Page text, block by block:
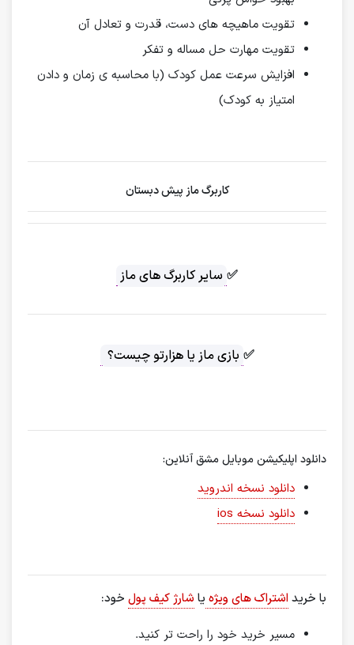
تقویت ماهیچه های دست، قدرت و تعادل آن
تقویت مهارت حل مساله و تفکر
افزایش سرعت عمل کودک (با محاسبه‌ ی زمان و دادن
امتیاز به کودک)
کاربرگ ماز پیش دبستان
✅ سایر کاربرگ های ماز
✅ بازی ماز یا هزارتو چیست؟
دانلود اپلیکیشن موبایل مشق آنلاین:
دانلود نسخه اندروید
دانلود نسخه ios
با خرید اشتراک های ویژه یا شارژ کیف پول خود:
مسیر خرید خود را راحت تر کنید.